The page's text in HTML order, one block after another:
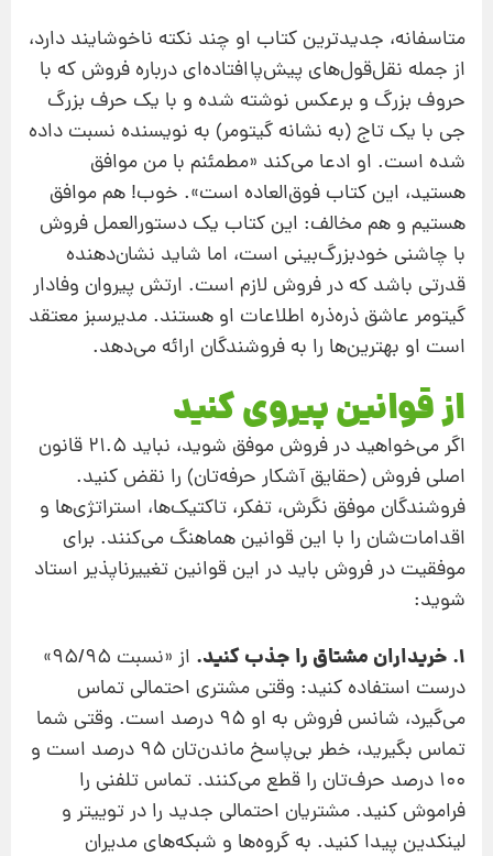
متاسفانه، جدیدترین کتاب او چند نکته ناخوشایند دارد،
از جمله نقل‌قول‌های پیش‌پاافتاده‌ای درباره فروش که با
حروف بزرگ و برعکس نوشته شده و با یک حرف بزرگ
جی با یک تاج (به نشانه گیتومر) به نویسنده نسبت داده
شده است. او ادعا می‌کند «مطمئنم با من موافق
هستید، این کتاب فوق‌العاده است». خوب! هم موافق
هستیم و هم مخالف: این کتاب یک دستورالعمل فروش
با چاشنی خودبزرگ‌بینی است، اما شاید نشان‌دهنده
قدرتی باشد که در فروش لازم است. ارتش پیروان وفادار
گیتومر عاشق ذره‌ذره اطلاعات او هستند. مدیرسبز معتقد
است او بهترین‌ها را به فروشندگان ارائه می‌دهد.
از قوانین پیروی کنید
اگر می‌خواهید در فروش موفق شوید، نباید 21.5 قانون
اصلی فروش (حقایق آشکار حرفه‌تان) را نقض کنید.
فروشندگان موفق نگرش، تفکر، تاکتیک‌ها، استراتژی‌ها و
اقدامات‌شان را با این قوانین هماهنگ می‌کنند. برای
موفقیت در فروش باید در این قوانین تغییرناپذیر استاد
شوید:
1. خریداران مشتاق را جذب کنید.
از «نسبت 95/95»
درست استفاده کنید: وقتی مشتری احتمالی تماس
می‌گیرد، شانس فروش به او 95 درصد است. وقتی شما
تماس بگیرید، خطر بی‌پاسخ ماندن‌تان 95 درصد است و
100 درصد حرف‌تان را قطع می‌کنند. تماس تلفنی را
فراموش کنید. مشتریان احتمالی جدید را در توییتر و
لینکدین پیدا کنید. به گروه‌ها و شبکه‌های مدیران